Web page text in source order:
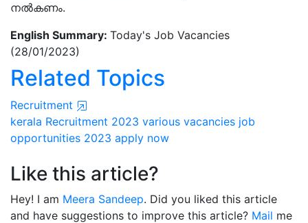
നൽകണം.
English Summary: Today's Job Vacancies
(28/01/2023)
Related Topics
Recruitment
kerala Recruitment 2023 various vacancies job
opportunities 2023 apply now
Like this article?
Hey! I am Meera Sandeep. Did you liked this article
and have suggestions to improve this article? Mail me